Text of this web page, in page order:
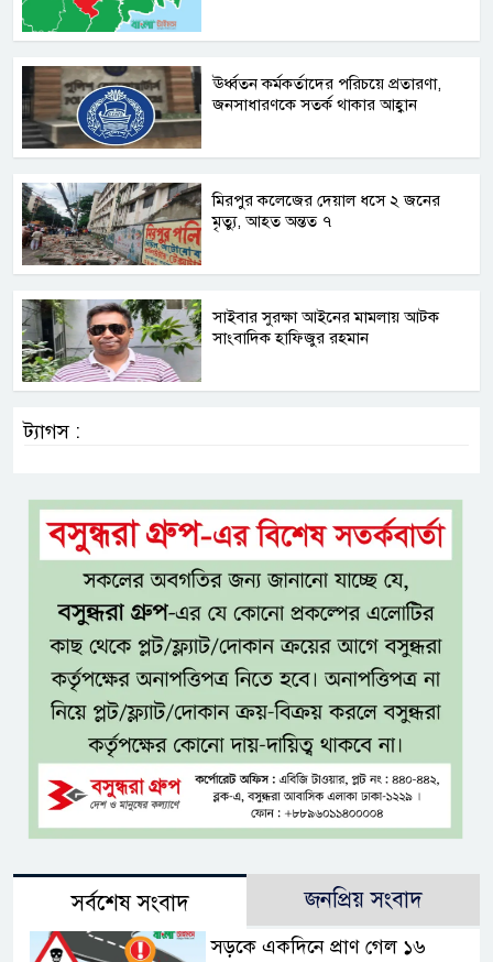
ঊর্ধ্বতন কর্মকর্তাদের পরিচয়ে প্রতারণা,
জনসাধারণকে সতর্ক থাকার আহ্বান
মিরপুর কলেজের দেয়াল ধসে ২ জনের
মৃত্যু, আহত অন্তত ৭
সাইবার সুরক্ষা আইনের মামলায় আটক
সাংবাদিক হাফিজুর রহমান
ট্যাগস :
সর্বশেষ সংবাদ জনপ্রিয় সংবাদ
সড়কে একদিনে প্রাণ গেল ১৬